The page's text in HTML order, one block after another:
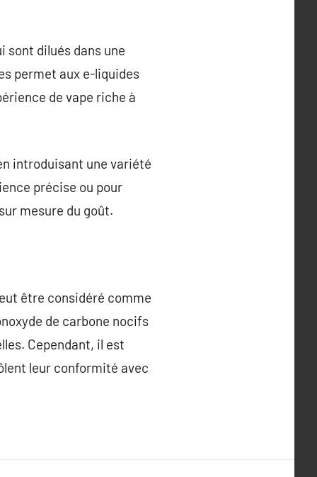
sont dilués dans une
permet aux e-liquides
de vape riche à
introduisant une variété
précise ou pour
mesure du goût.
être considéré comme
de carbone nocifs
Cependant, il est
leur conformité avec